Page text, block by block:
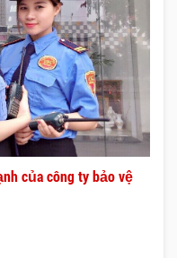
của công ty bảo vệ